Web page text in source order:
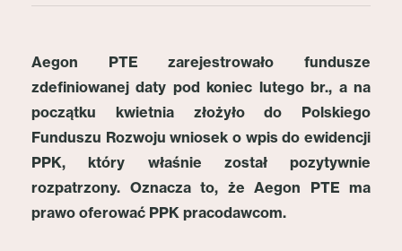
Aegon PTE zarejestrowało fundusze
zdefiniowanej daty pod koniec lutego br., a na
początku kwietnia złożyło do Polskiego
Funduszu Rozwoju wniosek o wpis do ewidencji
PPK, który właśnie został pozytywnie
rozpatrzony. Oznacza to, że Aegon PTE ma
prawo oferować PPK pracodawcom.